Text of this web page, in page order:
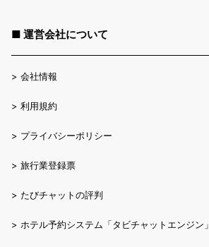
■ 運営会社について
> 会社情報
> 利用規約
> プライバシーポリシー
> 旅行業登録票
> たびチャットの評判
> ホテル予約システム「タビチャットエンジン」